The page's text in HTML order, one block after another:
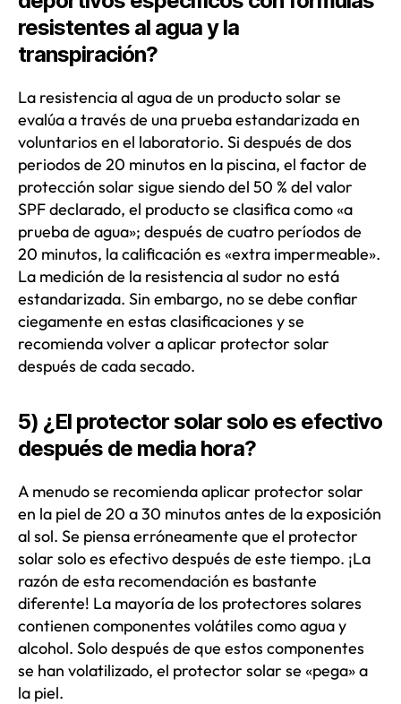
resistentes al agua y la
transpiración?
La resistencia al agua de un producto solar se
evalúa a través de una prueba estandarizada en
voluntarios en el laboratorio. Si después de dos
periodos de 20 minutos en la piscina, el factor de
protección solar sigue siendo del 50 % del valor
SPF declarado, el producto se clasifica como «a
prueba de agua»; después de cuatro períodos de
20 minutos, la calificación es «extra impermeable».
La medición de la resistencia al sudor no está
estandarizada. Sin embargo, no se debe confiar
ciegamente en estas clasificaciones y se
recomienda volver a aplicar protector solar
después de cada secado.
5) ¿El protector solar solo es efectivo
después de media hora?
A menudo se recomienda aplicar protector solar
en la piel de 20 a 30 minutos antes de la exposición
al sol. Se piensa erróneamente que el protector
solar solo es efectivo después de este tiempo. ¡La
razón de esta recomendación es bastante
diferente! La mayoría de los protectores solares
contienen componentes volátiles como agua y
alcohol. Solo después de que estos componentes
se han volatilizado, el protector solar se «pega» a
la piel.